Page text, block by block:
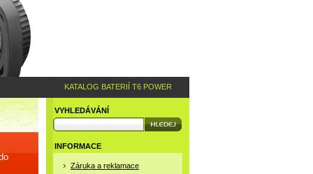
VYHLEDÁVÁNÍ
INFORMACE
Záruka a reklamace
KATALOG BATERIÍ T6 POWER